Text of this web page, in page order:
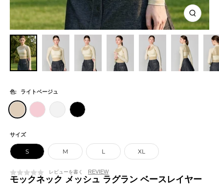
ズ
ー
ン
モックネック メッシュ ラグラン ベースレイヤー
レビューを書く
色: ライトベージュ
ラ
イ
ト
ベ
ー
ュ
ラ
イ
ピ
ホ
ワ
ト
ブ
ラ
ク
サイズ
S M L XL